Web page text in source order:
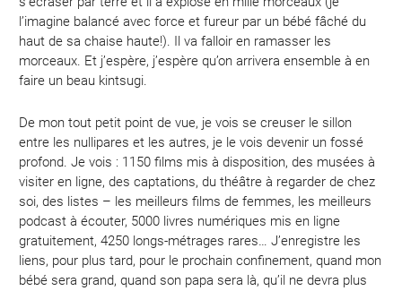
l’imagine balancé avec force et fureur par un bébé fâché du
haut de sa chaise haute!). Il va falloir en ramasser les
morceaux. Et j’espère, j’espère qu’on arrivera ensemble à en
faire un beau kintsugi.
De mon tout petit point de vue, je vois se creuser le sillon
entre les nullipares et les autres, je le vois devenir un fossé
profond. Je vois : 1150 films mis à disposition, des musées à
visiter en ligne, des captations, du théâtre à regarder de chez
soi, des listes – les meilleurs films de femmes, les meilleurs
podcast à écouter, 5000 livres numériques mis en ligne
gratuitement, 4250 longs-métrages rares… J’enregistre les
liens, pour plus tard, pour le prochain confinement, quand mon
bébé sera grand, quand son papa sera là, qu’il ne devra plus